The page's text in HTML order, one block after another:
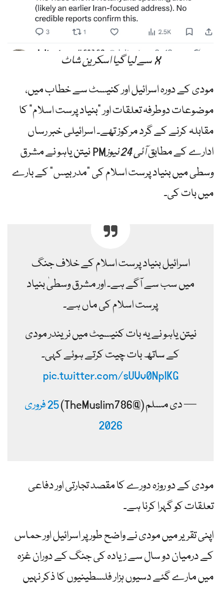
X سے لیا گیا اسکرین شاٹ
مودی کے دورہ اسرائیل اور کنیسٹ سے خطاب میں،
موضوعات دوطرفہ تعلقات اور "بنیاد پرست اسلام” کا
مقابلہ کرنے کے گرد مرکوز تھے۔ اسرائیلی خبر رساں
ادارے کے مطابقآئی 24 نیوز
PM نیتن یاہو نے مشرق
وسطی میں بنیاد پرست اسلام کی "مدر بیس” کے بارے
میں بات کی۔
اسرائیل بنیاد پرست اسلام کے خلاف جنگ
میں سب سے آگے ہے۔ اور مشرق وسطیٰ بنیاد
پرست اسلام کی ماں ہے۔
نیتن یاہو نے یہ بات کنیسیٹ میں نریندر مودی
کے ساتھ بات چیت کرتے ہوئے کہی۔
pic.twitter.com/sUVv0NpIKG
— دی مسلم (@TheMuslim786)
25 فروری
2026
مودی کے دو روزہ دورے کا مقصد تجارتی اور دفاعی
تعلقات کو گہرا کرنا ہے۔
اپنی تقریر میں مودی نے واضح طور پر اسرائیل اور حماس
کے درمیان دو سال سے زیادہ کی جنگ کے دوران غزہ
میں مارے گئے دسیوں ہزار فلسطینیوں کا ذکر نہیں